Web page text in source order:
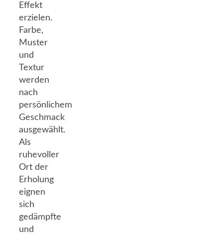
Effekt
erzielen.
Farbe,
Muster
und
Textur
werden
nach
persönlichem
Geschmack
ausgewählt.
Als
ruhevoller
Ort der
Erholung
eignen
sich
gedämpfte
und